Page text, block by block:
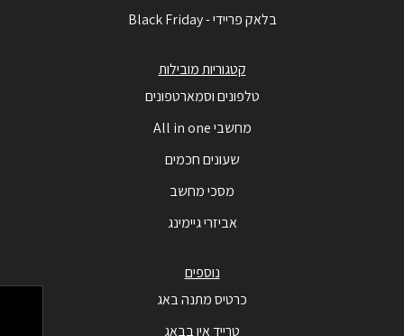
בלאק פריידי - Black Friday
קטגוריות מובילות
טלפונים וסמארטפונים
מחשבי All in one
שעונים חכמים
מסכי מחשב
אביזרי גיימינג
נוספים
כרטיס מתנה באג
טרייד אין בבאג